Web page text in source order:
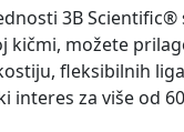
3B
možete
fleksibilnih
interes za više od